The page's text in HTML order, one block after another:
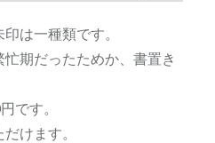
は一種類です。
期だったためか、書置き
です。
けます。